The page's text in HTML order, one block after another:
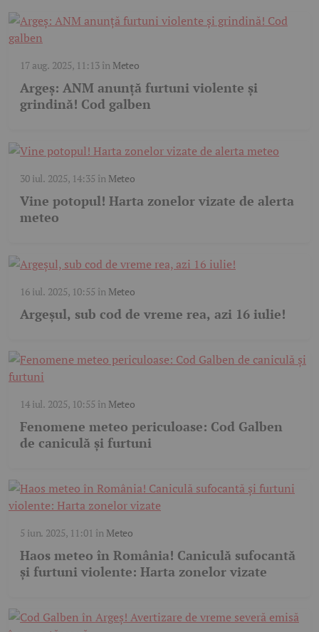
17 aug. 2025, 11:13în Meteo
Argeș: ANM anunță furtuni violente și
grindină! Cod galben
30 iul. 2025, 14:35 în Meteo
Vine potopul! Harta zonelor vizate de alerta
meteo
16 iul. 2025, 10:55 în Meteo
Argeșul, sub cod de vreme rea, azi 16 iulie!
14 iul. 2025, 10:55 în Meteo
Fenomene meteo periculoase: Cod Galben
de caniculă și furtuni
5 iun. 2025, 11:01 în Meteo
Haos meteo în România! Caniculă sufocantă
și furtuni violente: Harta zonelor vizate